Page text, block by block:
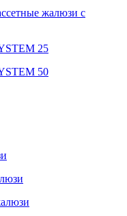
жалюзи с
25
50